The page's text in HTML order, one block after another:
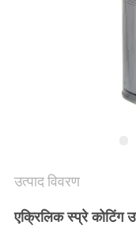
उत्पाद विवरण
एक्रिलिक स्प्रे कोटिंग